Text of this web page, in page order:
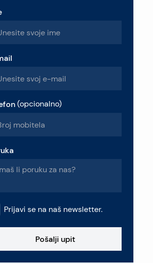
(opcionalno)
Prijavi se na naš newsletter.
Pošalji upit